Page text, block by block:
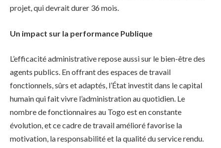
projet, qui devrait durer 36 mois.
Un impact sur la performance Publique
L’efficacité administrative repose aussi sur le bien-être des
agents publics. En offrant des espaces de travail
fonctionnels, sûrs et adaptés, l’État investit dans le capital
humain qui fait vivre l’administration au quotidien. Le
nombre de fonctionnaires au Togo est en constante
évolution, et ce cadre de travail amélioré favorise la
motivation, la responsabilité et la qualité du service rendu.